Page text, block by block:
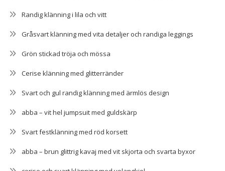
Randig klänning i lila och vitt
Gråsvart klänning med vita detaljer och randiga leggings
Grön stickad tröja och mössa
Cerise klänning med glitterränder
Svart och gul randig klänning med ärmlös design
abba – vit hel jumpsuit med guldskärp
Svart festklänning med röd korsett
abba – brun glittrig kavaj med vit skjorta och svarta byxor